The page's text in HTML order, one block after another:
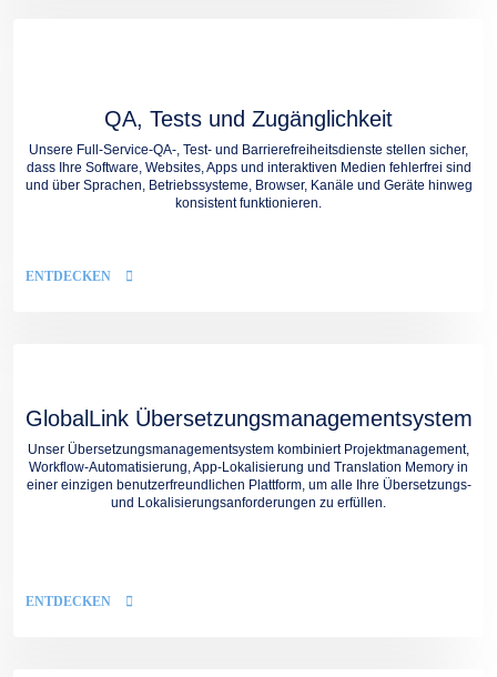
QA, Tests und Zugänglichkeit
Unsere Full-Service-QA-, Test- und Barrierefreiheitsdienste stellen sicher,
dass Ihre Software, Websites, Apps und interaktiven Medien fehlerfrei sind
und über Sprachen, Betriebssysteme, Browser, Kanäle und Geräte hinweg
konsistent funktionieren.
ENTDECKEN
GlobalLink Übersetzungsmanagementsystem
Unser Übersetzungsmanagementsystem kombiniert Projektmanagement,
Workflow-Automatisierung, App-Lokalisierung und Translation Memory in
einer einzigen benutzerfreundlichen Plattform, um alle Ihre Übersetzungs-
und Lokalisierungsanforderungen zu erfüllen.
ENTDECKEN